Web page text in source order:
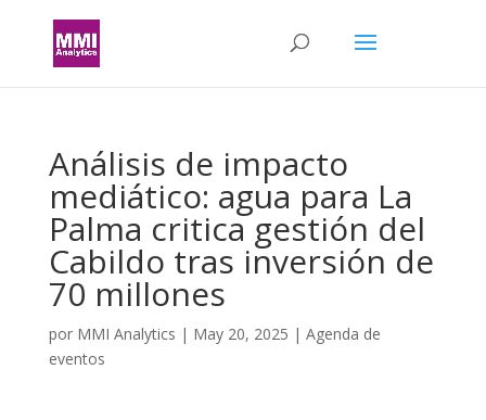
Análisis de impacto
mediático: agua para La
Palma critica gestión del
Cabildo tras inversión de
70 millones
por MMI Analytics | May 20, 2025 | Agenda de
eventos